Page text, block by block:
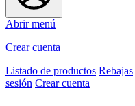
Abrir menú
Crear cuenta
Listado de productos Rebajas
sesión Crear cuenta